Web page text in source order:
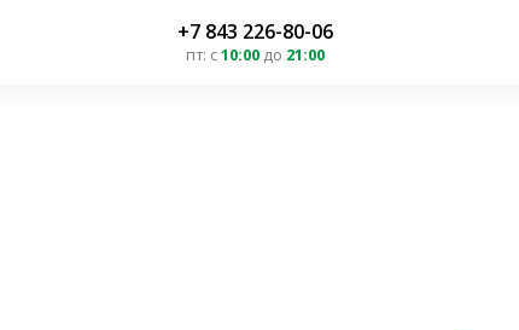
+7 843 226-80-06
пт: с10:00 до 21:00